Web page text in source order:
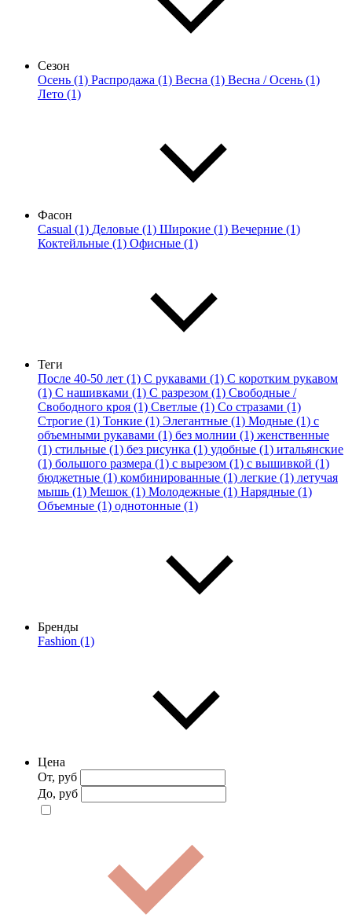
Сезон
Осень (1) Распродажа (1) Весна (1) Весна / Осень (1)
Лето (1)
Фасон
Casual (1) Деловые (1) Широкие (1) Вечерние (1)
Коктейльные (1) Офисные (1)
Теги
После 40-50 лет (1) С рукавами (1) С коротким рукавом
(1) С нашивками (1) С разрезом (1) Свободные /
Свободного кроя (1) Светлые (1) Со стразами (1)
Строгие (1) Тонкие (1) Элегантные (1) Модные (1) с
объемными рукавами (1) без молнии (1) женственные
(1) стильные (1) без рисунка (1) удобные (1) итальянские
(1) большого размера (1) с вырезом (1) с вышивкой (1)
бюджетные (1) комбинированные (1) легкие (1) летучая
мышь (1) Мешок (1) Молодежные (1) Нарядные (1)
Объемные (1) однотонные (1)
Бренды
Fashion (1)
Цена
От, руб
До, руб